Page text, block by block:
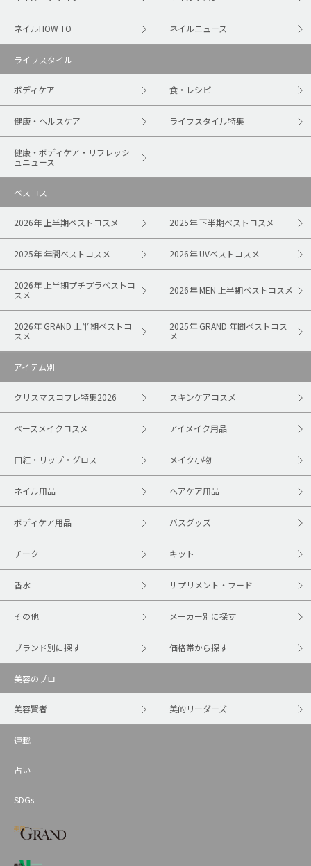
ネイルHOW TO ネイルニュース
ライフスタイル
ボディケア 食・レシピ
健康・ヘルスケア ライフスタイル特集
健康・ボディケア・リフレッシ
ュニュース
ベスコス
2026年 上半期ベストコスメ 2025年 下半期ベストコスメ
2025年 年間ベストコスメ 2026年 UVベストコスメ
2026年 上半期プチプラベストコ
スメ
2026年 MEN 上半期ベストコスメ
2026年 GRAND 上半期ベストコ
スメ
2025年 GRAND 年間ベストコス
メ
アイテム別
クリスマスコフレ特集2026 スキンケアコスメ
ベースメイクコスメ アイメイク用品
口紅・リップ・グロス メイク小物
ネイル用品 ヘアケア用品
ボディケア用品 バスグッズ
チーク キット
香水 サプリメント・フード
その他 メーカー別に探す
ブランド別に探す 価格帯から探す
美容のプロ
美容賢者 美的リーダーズ
連載
占い
SDGs